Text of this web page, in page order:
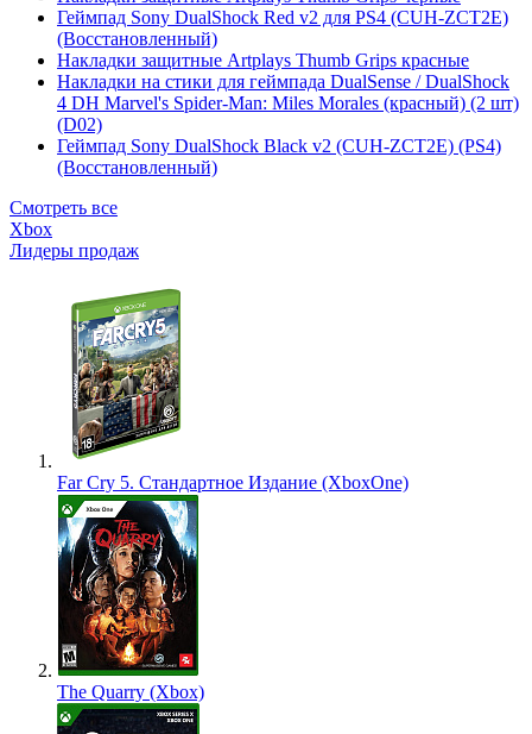
Геймпад Sony DualShock Red v2 для PS4 (CUH-ZCT2E)
(Восстановленный)
Накладки защитные Artplays Thumb Grips красные
Накладки на стики для геймпада DualSense / DualShock
4 DH Marvel's Spider-Man: Miles Morales (красный) (2 шт)
(D02)
Геймпад Sony DualShock Black v2 (CUH-ZCT2E) (PS4)
(Восстановленный)
Смотреть все
Xbox
Лидеры продаж
Far Cry 5. Стандартное Издание (XboxOne)
The Quarry (Xbox)